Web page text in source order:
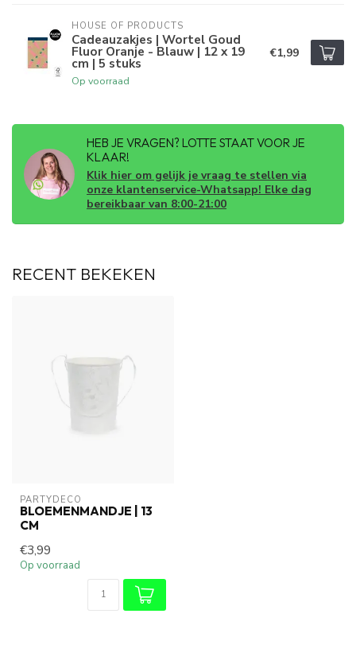
HOUSE OF PRODUCTS
Cadeauzakjes | Wortel Goud
Fluor Oranje - Blauw | 12 x 19
cm | 5 stuks
Op voorraad
€1,99
HEB JE VRAGEN? LOTTE STAAT VOOR JE
KLAAR!
Klik hier om gelijk je vraag te stellen via
onze klantenservice-Whatsapp! Elke dag
bereikbaar van 8:00-21:00
RECENT BEKEKEN
PARTYDECO
BLOEMENMANDJE | 13
CM
€3,99
Op voorraad